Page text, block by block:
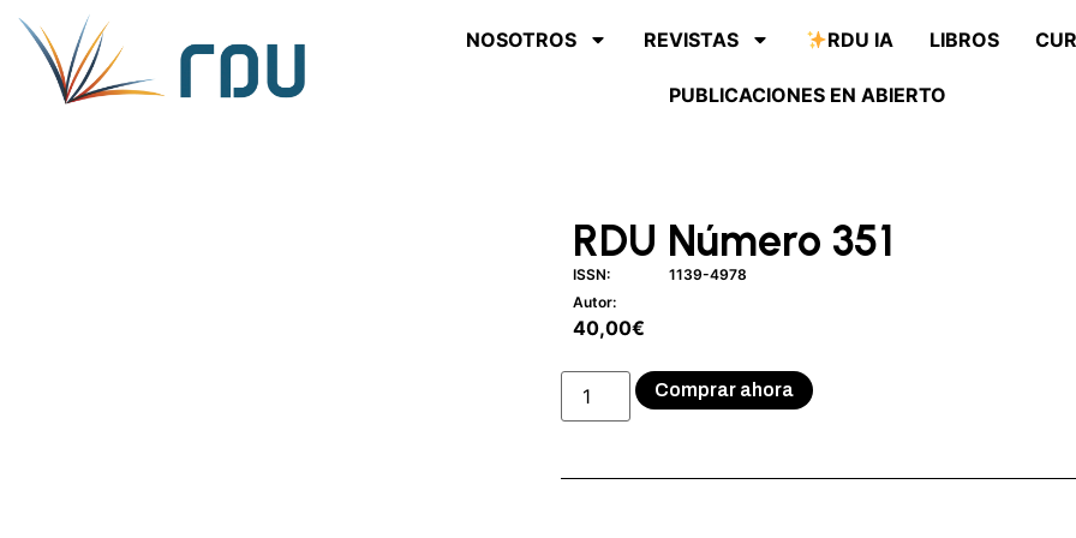
NOSOTROS REVISTAS RDU IA LIBROS
PUBLICACIONES EN ABIERTO
RDU Número 351
ISSN:
1139-4978
Autor:
40,00€
Comprar ahora